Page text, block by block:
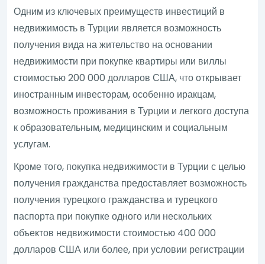
Одним из ключевых преимуществ инвестиций в
недвижимость в Турции является возможность
получения вида на жительство на основании
недвижимости при покупке квартиры или виллы
стоимостью 200 000 долларов США, что открывает
иностранным инвесторам, особенно иракцам,
возможность проживания в Турции и легкого доступа
к образовательным, медицинским и социальным
услугам.
Кроме того, покупка недвижимости в Турции с целью
получения гражданства предоставляет возможность
получения турецкого гражданства и турецкого
паспорта при покупке одного или нескольких
объектов недвижимости стоимостью 400 000
долларов США или более, при условии регистрации